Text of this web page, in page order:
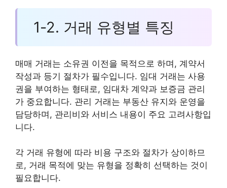
1-2. 거래 유형별 특징
매매 거래는 소유권 이전을 목적으로 하며, 계약서
작성과 등기 절차가 필수입니다. 임대 거래는 사용
권을 부여하는 형태로, 임대차 계약과 보증금 관리
가 중요합니다. 관리 거래는 부동산 유지와 운영을
담당하며, 관리비와 서비스 내용이 주요 고려사항입
니다.
각 거래 유형에 따라 비용 구조와 절차가 상이하므
로, 거래 목적에 맞는 유형을 정확히 선택하는 것이
필요합니다.